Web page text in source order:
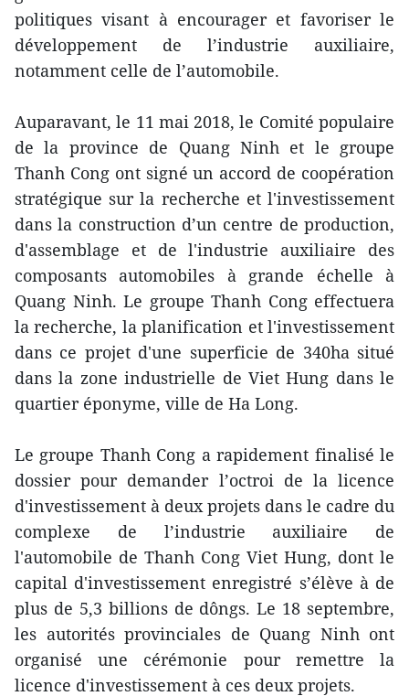
politiques visant à encourager et favoriser le
développement de l’industrie auxiliaire,
notamment celle de l’automobile.
Auparavant, le 11 mai 2018, le Comité populaire
de la province de Quang Ninh et le groupe
Thanh Cong ont signé un accord de coopération
stratégique sur la recherche et l'investissement
dans la construction d’un centre de production,
d'assemblage et de l'industrie auxiliaire des
composants automobiles à grande échelle à
Quang Ninh. Le groupe Thanh Cong effectuera
la recherche, la planification et l'investissement
dans ce projet d'une superficie de 340ha situé
dans la zone industrielle de Viet Hung dans le
quartier éponyme, ville de Ha Long.
Le groupe Thanh Cong a rapidement finalisé le
dossier pour demander l’octroi de la licence
d'investissement à deux projets dans le cadre du
complexe de l’industrie auxiliaire de
l'automobile de Thanh Cong Viet Hung, dont le
capital d'investissement enregistré s’élève à de
plus de 5,3 billions de dôngs. Le 18 septembre,
les autorités provinciales de Quang Ninh ont
organisé une cérémonie pour remettre la
licence d'investissement à ces deux projets.